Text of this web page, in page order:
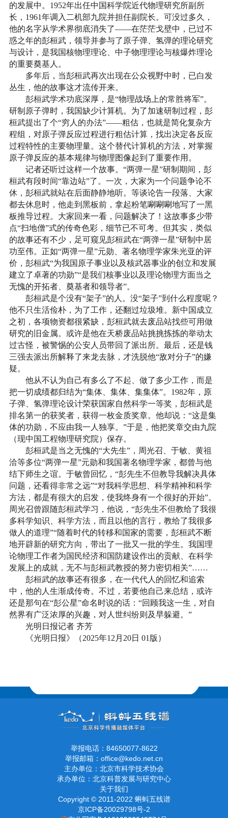
的发展中。1952年出任中国科学院近代物理研究所副所
长，1961年调入二机部九院并担任副院长。可没过多久，
他的名字从学术界彻底消失了——在茫茫戈壁中，已过不
惑之年的彭桓武，领导并参与了原子弹、氢弹的理论研究
与设计，是我国核物理理论、中子物理理论与核爆炸理论
的重要奠基人。
多年后，当彭桓武再次出现在公众视野中时，已白发
丛生，他的故事这才流传开来。
彭桓武学术功底深厚，是“物理战场上的常胜将军”。
研制原子弹时，我国缺少计算机。为了加速研制过程，彭
桓武提出了个“穷人的办法”——粗估，也就是简化复杂方
程组，对原子弹反应过程进行粗估计算，找出决定各反应
过程特性的主要物理量。这个替代计算机的方法，对掌握
原子弹反应的基本规律与物理图像起到了重要作用。
记者还听过这样一个故事。“两弹一星”研制期间，彭
桓武有段时间“靠边站”了。一次，大家为一个问题争论不
休，彭桓武就站在后面静静地听。等谈论告一段落、大家
都去休息时，他走到黑板前，拿起粉笔唰唰唰地写了一黑
板推导过程。大家回来一看，问题解决了！这故事多少带
点“扫地僧”式的传奇色彩，细节已不可考。但其实，类似
的故事还有不少，足可窥见彭桓武在“两弹一星”研制中居
功至伟。正如“两弹一星”元勋、著名物理学家朱光亚的评
价，彭桓武“为我国原子事业以及核武器事业的创立和发展
建立了卓著的功勋”“是我们核事业以及理论物理方面当之
无愧的开拓者、奠基者和领导者”。
彭桓武是个没有“架子”的人。没“架子”到什么程度呢？
他不只生活俭朴，为了工作，还翻过垃圾堆。新中国成立
之初，各项物资都很紧缺，彭桓武就去废品站找些可用做
研究的旧金属。或许是他在天桥废品站挑挑拣拣的举动太
过古怪，被警惕的公安人员带回了派出所。最后，还是钱
三强去派出所解释了来龙去脉，才洗脱他“敌对分子”的嫌
疑。
他从不认为自己有多么了不起、做了多少工作，而是
把一切成绩都归结为“集体、集体、集集体”。1982年，原
子弹、氢弹理论设计荣获国家自然科学一等奖，彭桓武是
排名第一的获奖者，获得一枚金质奖章。他却说：“这是集
体的功勋，不应由我一人独享。”于是，他把奖章交由九院
（现中国工程物理研究院）保存。
彭桓武是当之无愧的“大先生”，周光召、于敏、黄祖
洽等多位“两弹一星”元勋和我国著名物理学家，都曾与他
结下师生之谊。于敏曾回忆，“彭先生不但教导我解决具体
问题，还看得非常之远”“对我科学思想、科学精神和科学
方法，都是有很大的启发，使我终身有一个很好的开始”。
周光召曾跟随彭桓武学习，他说，“彭先生不但教给了我很
多科学知识、科学方法，而且以他的言行，教给了我很多
做人的道理”“随着时代的转移和国家的需要，彭桓武不断
地开辟新的研究方向，带出了一批又一批的学生。我国理
论物理工作者为国民经济和国防建设作出的贡献、在科学
发展上的成就，无不与彭桓武教授的努力密切相关”……
彭桓武的故事还有很多，在一代代人的回忆和追索
中，他的人生渐成传奇。不过，若要他自己来总结，或许
还是那句在“彭公星”命名时说的话：“回顾我这一生，对自
然界有广泛浓厚的兴趣，对人世纠纷则及早躲避。”
光明日报记者 齐芳
《光明日报》（2025年12月20日 01版）
举报电话：84650077-8622
举报邮箱：office@kedo.net.cn
主办单位：北京市科学技术协会
承办单位：北京科普发展与研究中心
关于我们
Copyright © 2011-2022 蝌蚪五线谱
京ICP备20029798号-2